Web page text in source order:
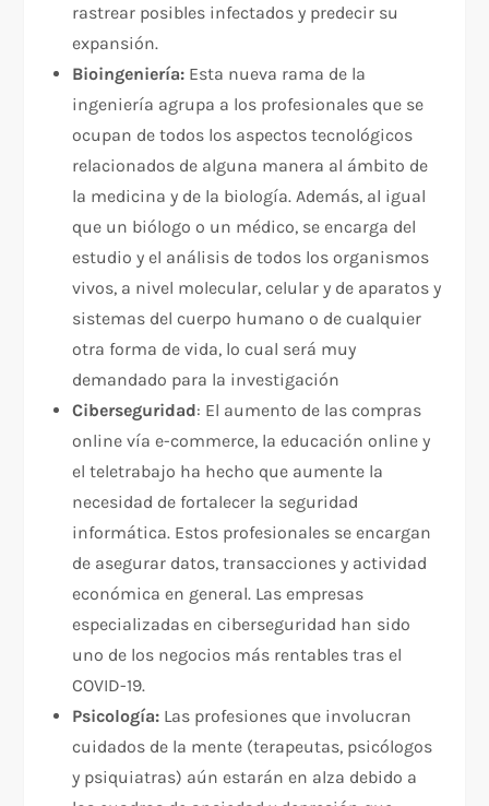
rastrear posibles infectados y predecir su
expansión.
Bioingeniería: Esta nueva rama de la
ingeniería agrupa a los profesionales que se
ocupan de todos los aspectos tecnológicos
relacionados de alguna manera al ámbito de
la medicina y de la biología. Además, al igual
que un biólogo o un médico, se encarga del
estudio y el análisis de todos los organismos
vivos, a nivel molecular, celular y de aparatos y
sistemas del cuerpo humano o de cualquier
otra forma de vida, lo cual será muy
demandado para la investigación
Ciberseguridad: El aumento de las compras
online vía e-commerce, la educación online y
el teletrabajo ha hecho que aumente la
necesidad de fortalecer la seguridad
informática. Estos profesionales se encargan
de asegurar datos, transacciones y actividad
económica en general. Las empresas
especializadas en ciberseguridad han sido
uno de los negocios más rentables tras el
COVID-19.
Psicología: Las profesiones que involucran
cuidados de la mente (terapeutas, psicólogos
y psiquiatras) aún estarán en alza debido a